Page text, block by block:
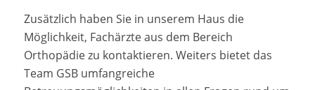
Zusätzlich haben Sie in unserem Haus die
Möglichkeit, Fachärzte aus dem Bereich
Orthopädie zu kontaktieren. Weiters bietet das
Team GSB umfangreiche